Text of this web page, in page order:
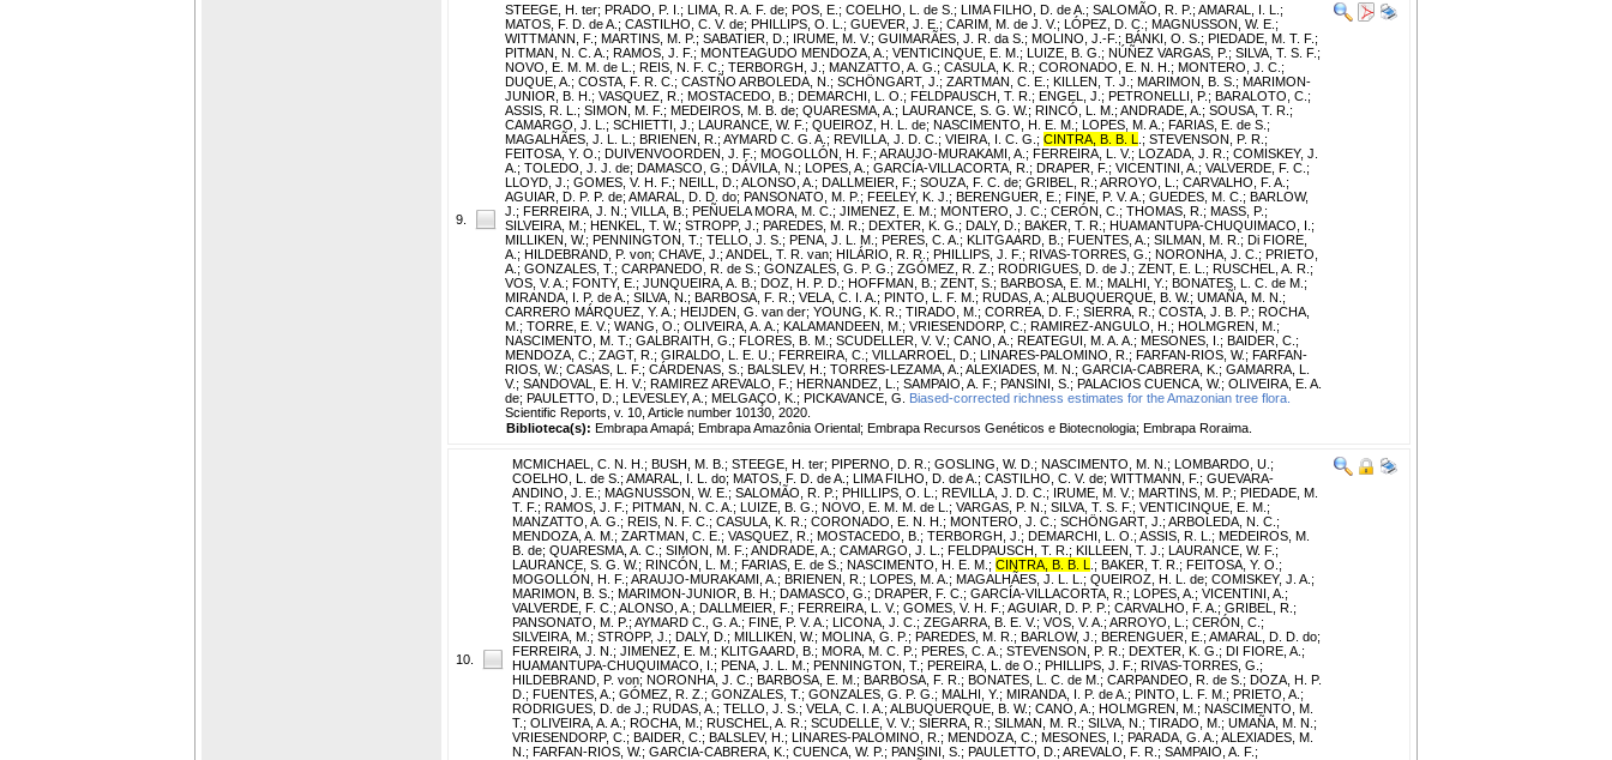
9.
STEEGE, H. ter; PRADO, P. I. ; LIMA, R. A. F. de; POS, E. ; COELHO, L. de S. ; LIMA FILHO, D. de A. ; SALOMÃO, R. P. ; AMARAL, I. L. ;
MATOS, F. D. de A. ; CASTILHO, C. V. de; PHILLIPS, O. L. ; GUEVER, J. E. ; CARIM, M. de J. V.; LÓPEZ, D. C. ; MAGNUSSON, W. E. ;
WITTMANN, F. ; MARTINS, M. P. ; SABATIER, D. ; IRUME, M. V.; GUIMARÃES, J. R. da S. ; MOLINO, J.-F. ; BÁNKI, O. S. ; PIEDADE, M. T. F. ;
PITMAN, N. C. A. ; RAMOS, J. F. ; MONTEAGUDO MENDOZA, A. ; VENTICINQUE, E. M. ; LUIZE, B. G. ; NÚÑEZ VARGAS, P. ; SILVA, T. S. F. ;
NOVO, E. M. M. de L. ; REIS, N. F. C. ; TERBORGH, J. ; MANZATTO, A. G. ; CASULA, K. R. ; CORONADO, E. N. H. ; MONTERO, J. C. ;
DUQUE, A. ; COSTA, F. R. C. ; CASTÑO ARBOLEDA, N. ; SCHÖNGART, J. ; ZARTMAN, C. E. ; KILLEN, T. J. ; MARIMON, B. S. ; MARIMON-
JUNIOR, B. H. ; VASQUEZ, R. ; MOSTACEDO, B. ; DEMARCHI, L. O. ; FELDPAUSCH, T. R. ; ENGEL, J. ; PETRONELLI, P. ; BARALOTO, C. ;
ASSIS, R. L. ; SIMON, M. F. ; MEDEIROS, M. B. de; QUARESMA, A. ; LAURANCE, S. G. W.; RINCÓ, L. M. ; ANDRADE, A. ; SOUSA, T. R. ;
CAMARGO, J. L. ; SCHIETTI, J. ; LAURANCE, W. F. ; QUEIROZ, H. L. de; NASCIMENTO, H. E. M. ; LOPES, M. A. ; FARIAS, E. de S. ;
MAGALHÃES, J. L. L. ; BRIENEN, R. ; AYMARD C. G. A. ; REVILLA, J. D. C. ; VIEIRA, I. C. G. ; CINTRA, B. B. L ; STEVENSON, P. R. ;
FEITOSA, Y. O. ; DUIVENVOORDEN, J. F. ; MOGOLLÓN, H. F. ; ARAUJO-MURAKAMI, A. ; FERREIRA, L. V.; LOZADA, J. R. ; COMISKEY, J.
A. ; TOLEDO, J. J. de; DAMASCO, G. ; DÁVILA, N. ; LOPES, A. ; GARCÍA-VILLACORTA, R. ; DRAPER, F. ; VICENTINI, A. ; VALVERDE, F. C. ;
LLOYD, J. ; GOMES, V. H. F. ; NEILL, D. ; ALONSO, A. ; DALLMEIER, F. ; SOUZA, F. C. de; GRIBEL, R. ; ARROYO, L. ; CARVALHO, F. A. ;
AGUIAR, D. P. P. de; AMARAL, D. D. do; PANSONATO, M. P. ; FEELEY, K. J. ; BERENGUER, E. ; FINE, P. V. A. ; GUEDES, M. C. ; BARLOW,
J. ; FERREIRA, J. N. ; VILLA, B. ; PEÑUELA MORA, M. C. ; JIMENEZ, E. M. ; MONTERO, J. C. ; CERÓN, C. ; THOMAS, R. ; MASS, P. ;
SILVEIRA, M. ; HENKEL, T. W.; STROPP, J. ; PAREDES, M. R. ; DEXTER, K. G. ; DALY, D. ; BAKER, T. R. ; HUAMANTUPA-CHUQUIMACO, I. ;
MILLIKEN, W.; PENNINGTON, T. ; TELLO, J. S. ; PENA, J. L. M. ; PERES, C. A. ; KLITGAARD, B. ; FUENTES, A. ; SILMAN, M. R. ; Di FIORE,
A. ; HILDEBRAND, P. von; CHAVE, J. ; ANDEL, T. R. van; HILÁRIO, R. R. ; PHILLIPS, J. F. ; RIVAS-TORRES, G. ; NORONHA, J. C. ; PRIETO,
A. ; GONZALES, T. ; CARPANEDO, R. de S. ; GONZALES, G. P. G. ; ZGÓMEZ, R. Z. ; RODRIGUES, D. de J. ; ZENT, E. L. ; RUSCHEL, A. R. ;
VOS, V. A. ; FONTY, E. ; JUNQUEIRA, A. B. ; DOZ, H. P. D. ; HOFFMAN, B. ; ZENT, S. ; BARBOSA, E. M. ; MALHI, Y. ; BONATES, L. C. de M. ;
MIRANDA, I. P. de A. ; SILVA, N. ; BARBOSA, F. R. ; VELA, C. I. A. ; PINTO, L. F. M. ; RUDAS, A. ; ALBUQUERQUE, B. W.; UMAÑA, M. N. ;
CARRERO MÁRQUEZ, Y. A. ; HEIJDEN, G. van der; YOUNG, K. R. ; TIRADO, M. ; CORREA, D. F. ; SIERRA, R. ; COSTA, J. B. P. ; ROCHA,
M. ; TORRE, E. V.; WANG, O. ; OLIVEIRA, A. A. ; KALAMANDEEN, M. ; VRIESENDORP, C. ; RAMIREZ-ANGULO, H. ; HOLMGREN, M. ;
NASCIMENTO, M. T. ; GALBRAITH, G. ; FLORES, B. M. ; SCUDELLER, V. V.; CANO, A. ; REATEGUI, M. A. A. ; MESONES, I. ; BAIDER, C. ;
MENDOZA, C. ; ZAGT, R. ; GIRALDO, L. E. U. ; FERREIRA, C. ; VILLARROEL, D. ; LINARES-PALOMINO, R. ; FARFAN-RIOS, W.; FARFAN-
RIOS, W.; CASAS, L. F. ; CÁRDENAS, S. ; BALSLEV, H. ; TORRES-LEZAMA, A. ; ALEXIADES, M. N. ; GARCIA-CABRERA, K. ; GAMARRA, L.
V.; SANDOVAL, E. H. V.; RAMIREZ AREVALO, F. ; HERNANDEZ, L. ; SAMPAIO, A. F. ; PANSINI, S. ; PALACIOS CUENCA, W.; OLIVEIRA, E. A.
de; PAULETTO, D. ; LEVESLEY, A. ; MELGAÇO, K. ; PICKAVANCE, G.
Biased-corrected richness estimates for the Amazonian tree flora.
Scientific Reports, v. 10, Article number 10130, 2020.
Biblioteca(s): Embrapa Amapá; Embrapa Amazônia Oriental; Embrapa Recursos Genéticos e Biotecnologia; Embrapa Roraima.
10.
MCMICHAEL, C. N. H. ; BUSH, M. B. ; STEEGE, H. ter; PIPERNO, D. R. ; GOSLING, W. D. ; NASCIMENTO, M. N. ; LOMBARDO, U. ;
COELHO, L. de S. ; AMARAL, I. L. do; MATOS, F. D. de A. ; LIMA FILHO, D. de A. ; CASTILHO, C. V. de; WITTMANN, F. ; GUEVARA-
ANDINO, J. E. ; MAGNUSSON, W. E. ; SALOMÃO, R. P. ; PHILLIPS, O. L. ; REVILLA, J. D. C. ; IRUME, M. V.; MARTINS, M. P. ; PIEDADE, M.
T. F. ; RAMOS, J. F. ; PITMAN, N. C. A. ; LUIZE, B. G. ; NOVO, E. M. M. de L. ; VARGAS, P. N. ; SILVA, T. S. F. ; VENTICINQUE, E. M. ;
MANZATTO, A. G. ; REIS, N. F. C. ; CASULA, K. R. ; CORONADO, E. N. H. ; MONTERO, J. C. ; SCHÖNGART, J. ; ARBOLEDA, N. C. ;
MENDOZA, A. M. ; ZARTMAN, C. E. ; VASQUEZ, R. ; MOSTACEDO, B. ; TERBORGH, J. ; DEMARCHI, L. O. ; ASSIS, R. L. ; MEDEIROS, M.
B. de; QUARESMA, A. C. ; SIMON, M. F. ; ANDRADE, A. ; CAMARGO, J. L. ; FELDPAUSCH, T. R. ; KILLEEN, T. J. ; LAURANCE, W. F. ;
LAURANCE, S. G. W.; RINCÓN, L. M. ; FARIAS, E. de S. ; NASCIMENTO, H. E. M. ; CINTRA, B. B. L ; BAKER, T. R. ; FEITOSA, Y. O. ;
MOGOLLÓN, H. F. ; ARAUJO-MURAKAMI, A. ; BRIENEN, R. ; LOPES, M. A. ; MAGALHÃES, J. L. L. ; QUEIROZ, H. L. de; COMISKEY, J. A. ;
MARIMON, B. S. ; MARIMON-JUNIOR, B. H. ; DAMASCO, G. ; DRAPER, F. C. ; GARCÍA-VILLACORTA, R. ; LOPES, A. ; VICENTINI, A. ;
VALVERDE, F. C. ; ALONSO, A. ; DALLMEIER, F. ; FERREIRA, L. V.; GOMES, V. H. F. ; AGUIAR, D. P. P. ; CARVALHO, F. A. ; GRIBEL, R. ;
PANSONATO, M. P. ; AYMARD C., G. A. ; FINE, P. V. A. ; LICONA, J. C. ; ZEGARRA, B. E. V.; VOS, V. A. ; ARROYO, L. ; CERÓN, C. ;
SILVEIRA, M. ; STROPP, J. ; DALY, D. ; MILLIKEN, W.; MOLINA, G. P. ; PAREDES, M. R. ; BARLOW, J. ; BERENGUER, E. ; AMARAL, D. D. do;
FERREIRA, J. N. ; JIMENEZ, E. M. ; KLITGAARD, B. ; MORA, M. C. P. ; PERES, C. A. ; STEVENSON, P. R. ; DEXTER, K. G. ; DI FIORE, A. ;
HUAMANTUPA-CHUQUIMACO, I. ; PENA, J. L. M. ; PENNINGTON, T. ; PEREIRA, L. de O. ; PHILLIPS, J. F. ; RIVAS-TORRES, G. ;
HILDEBRAND, P. von; NORONHA, J. C. ; BARBOSA, E. M. ; BARBOSA, F. R. ; BONATES, L. C. de M. ; CARPANDEO, R. de S. ; DOZA, H. P.
D. ; FUENTES, A. ; GÓMEZ, R. Z. ; GONZALES, T. ; GONZALES, G. P. G. ; MALHI, Y. ; MIRANDA, I. P. de A. ; PINTO, L. F. M. ; PRIETO, A. ;
RODRIGUES, D. de J. ; RUDAS, A. ; TELLO, J. S. ; VELA, C. I. A. ; ALBUQUERQUE, B. W.; CANO, A. ; HOLMGREN, M. ; NASCIMENTO, M.
T. ; OLIVEIRA, A. A. ; ROCHA, M. ; RUSCHEL, A. R. ; SCUDELLE, V. V.; SIERRA, R. ; SILMAN, M. R. ; SILVA, N. ; TIRADO, M. ; UMAÑA, M. N. ;
VRIESENDORP, C. ; BAIDER, C. ; BALSLEV, H. ; LINARES-PALOMINO, R. ; MENDOZA, C. ; MESONES, I. ; PARADA, G. A. ; ALEXIADES, M.
N. ; FARFAN-RIOS, W.; GARCIA-CABRERA, K. ; CUENCA, W. P. ; PANSINI, S. ; PAULETTO, D. ; AREVALO, F. R. ; SAMPAIO, A. F. ;